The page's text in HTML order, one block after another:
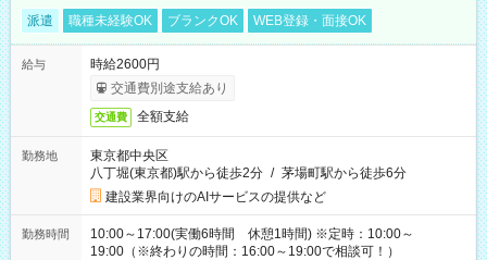
派遣 職種未経験OK ブランクOK WEB登録・面接OK
給与
時給2600円
交通費別途支給あり
交通費 全額支給
勤務地
東京都中央区
八丁堀(東京都)駅から徒歩2分 / 茅場町駅から徒歩6分
建設業界向けのAIサービスの提供など
勤務時間
10:00～17:00(実働6時間 休憩1時間) ※定時：10:00～
19:00（※終わりの時間：16:00～19:00で相談可！）